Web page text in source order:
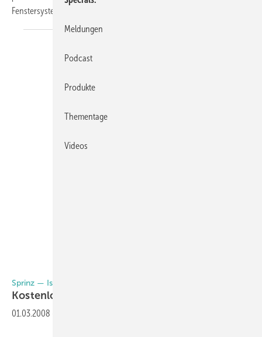
Fenstersystem, das über vier
Sprinz — Isolierglas
Kostenloser
01.03.2008
Meldungen
Podcast
Produkte
Thementage
Videos